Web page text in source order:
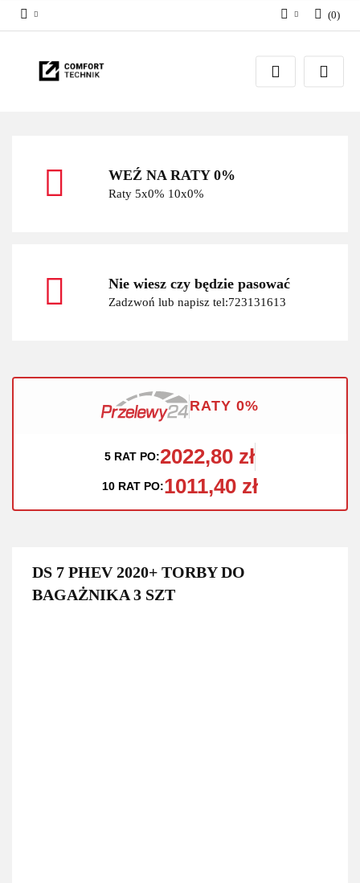
Zaloguj się
Zarejestruj się
(0)
WEŹ NA RATY 0%
Raty 5x0% 10x0%
Nie wiesz czy będzie pasować
Zadzwoń lub napisz tel:723131613
RATY 0%
5 RAT PO:2022,80 zł
10 RAT PO:1011,40 zł
DS 7 PHEV 2020+ TORBY DO
BAGAŻNIKA 3 SZT